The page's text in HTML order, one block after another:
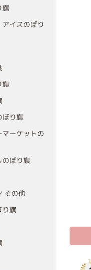
旗
イスのぼり
旗
ぼり旗
ーケットの
のぼり旗
その他
り旗